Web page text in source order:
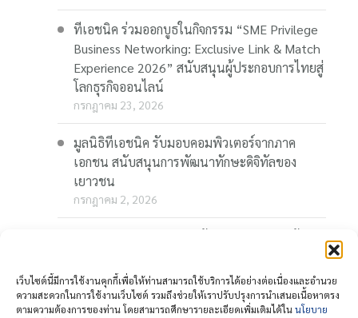
เว็บไซต์นี้มีการใช้งานคุกกี้เพื่อให้ท่านสามารถใช้บริการได้อย่างต่อเนื่องและอำนวย
ความสะดวกในการใช้งานเว็บไซต์ รวมถึงช่วยให้เราปรับปรุงการนำเสนอเนื้อหาตรง
ตามความต้องการของท่าน โดยสามารถศึกษารายละเอียดเพิ่มเติมได้ในนโยบาย
ทีเอชนิค ร่วมออกบูธในกิจกรรม “SME Privilege
Business Networking: Exclusive Link & Match
Experience 2026” สนับสนุนผู้ประกอบการไทยสู่
โลกธุรกิจออนไลน์
กรกฎาคม 23, 2026
มูลนิธิทีเอชนิค รับมอบคอมพิวเตอร์จากภาค
เอกชน สนับสนุนการพัฒนาทักษะดิจิทัลของ
เยาวชน
กรกฎาคม 2, 2026
Business: AI พลิกเกมธุรกิจ สร้างโอกาสใหม่ใน
โลกดิจิทัล” 23 กรกฎาคมนี้
กรกฎาคม 1, 2026